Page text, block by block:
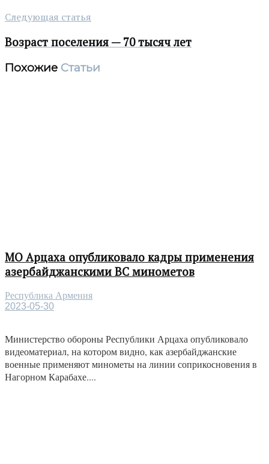
Следующая статья
Возраст поселения — 70 тысяч лет
Похожие Статьи
МО Арцаха опубликовало кадры применения
азербайджанскими ВС минометов
Республика Армения
2023-05-30
Министерство обороны Республики Арцаха опубликовало
видеоматериал, на котором видно, как азербайджанские
военные применяют минометы на линии соприкосновения в
Нагорном Карабахе....